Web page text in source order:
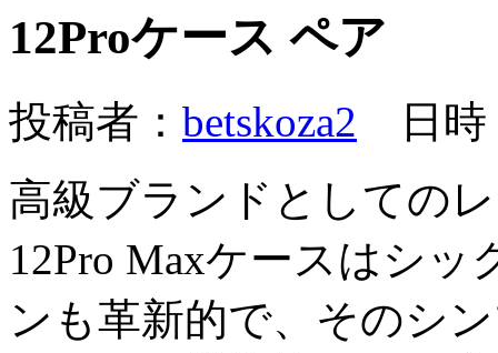
12Proケース ペア
投稿者： betskoza2 日時
高級ブランドとしての
12Pro Maxケースはシ
ンも革新的で、そのシ